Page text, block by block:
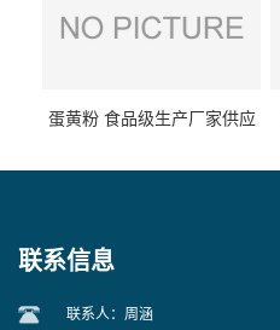
蛋黄粉 食品级生产厂家供应
联系信息
联系人：周涵